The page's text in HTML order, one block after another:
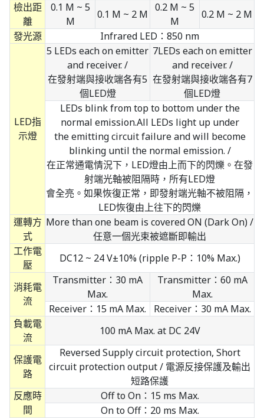
檢出距
離
0.1 M ~ 5
M
0.1 M ~ 2 M
0.2 M ~ 5
M
0.2 M ~ 2 M
發光源
Infrared LED：850 nm
LED指
示燈
5 LEDs each on emitter
and receiver. /
在發射端與接收端各有5
個LED燈
7LEDs each on emitter
and receiver. /
在發射端與接收端各有7
個LED燈
LEDs blink from top to bottom under the
normal emission.All LEDs light up under
the emitting circuit failure and will become
blinking until the normal emission. /
在正常通電情況下，LED燈由上而下的閃爍。在發
射端光軸被阻隔時，所有LED燈
會全亮。如果恢復正常，即發射端光軸不被阻隔，
LED恢復由上往下的閃爍
運轉方
式
More than one beam is covered ON (Dark On) /
任意一個光束被遮斷即輸出
工作電
壓
DC12 ~ 24 V±10% (ripple P-P：10% Max.)
消耗電
流
Transmitter：30 mA
Max.
Transmitter：60 mA
Max.
Receiver：15 mA Max.
Receiver：30 mA Max.
負載電
流
100 mA Max. at DC 24V
保護電
路
Reversed Supply circuit protection, Short
circuit protection output / 電源反接保護及輸出
短路保護
反應時
間
Off to On：15 ms Max.
On to Off：20 ms Max.